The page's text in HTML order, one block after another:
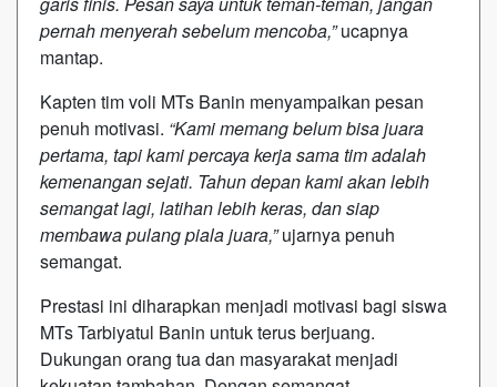
pernah menyerah sebelum mencoba,”ucapnya
mantap.
Kapten tim voli MTs Banin menyampaikan pesan
penuh motivasi. “Kami memang belum bisa juara
pertama, tapi kami percaya kerja sama tim adalah
kemenangan sejati. Tahun depan kami akan lebih
semangat lagi, latihan lebih keras, dan siap
membawa pulang piala juara,”ujarnya penuh
semangat.
Prestasi ini diharapkan menjadi motivasi bagi siswa
MTs Tarbiyatul Banin untuk terus berjuang.
Dukungan orang tua dan masyarakat menjadi